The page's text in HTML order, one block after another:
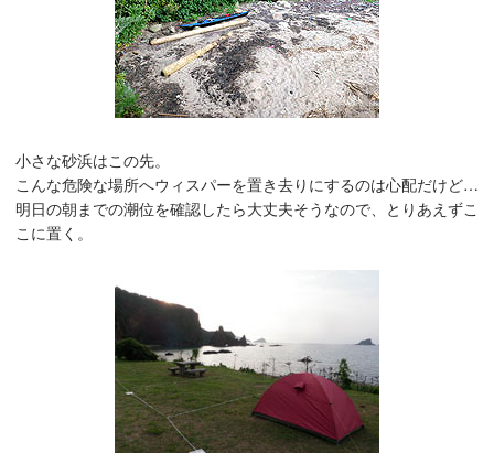
小さな砂浜はこの先。
こんな危険な場所へウィスパーを置き去りにするのは心配だけど…
明日の朝までの潮位を確認したら大丈夫そうなので、とりあえずこ
こに置く。